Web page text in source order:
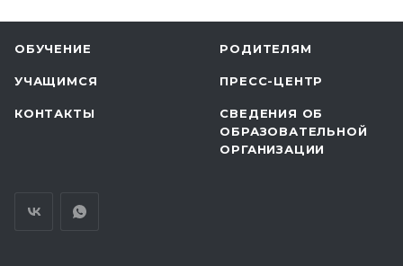
ОБУЧЕНИЕ РОДИТЕЛЯМ
УЧАЩИМСЯ ПРЕСС-ЦЕНТР
КОНТАКТЫ
СВЕДЕНИЯ ОБ
ОБРАЗОВАТЕЛЬНОЙ
ОРГАНИЗАЦИИ